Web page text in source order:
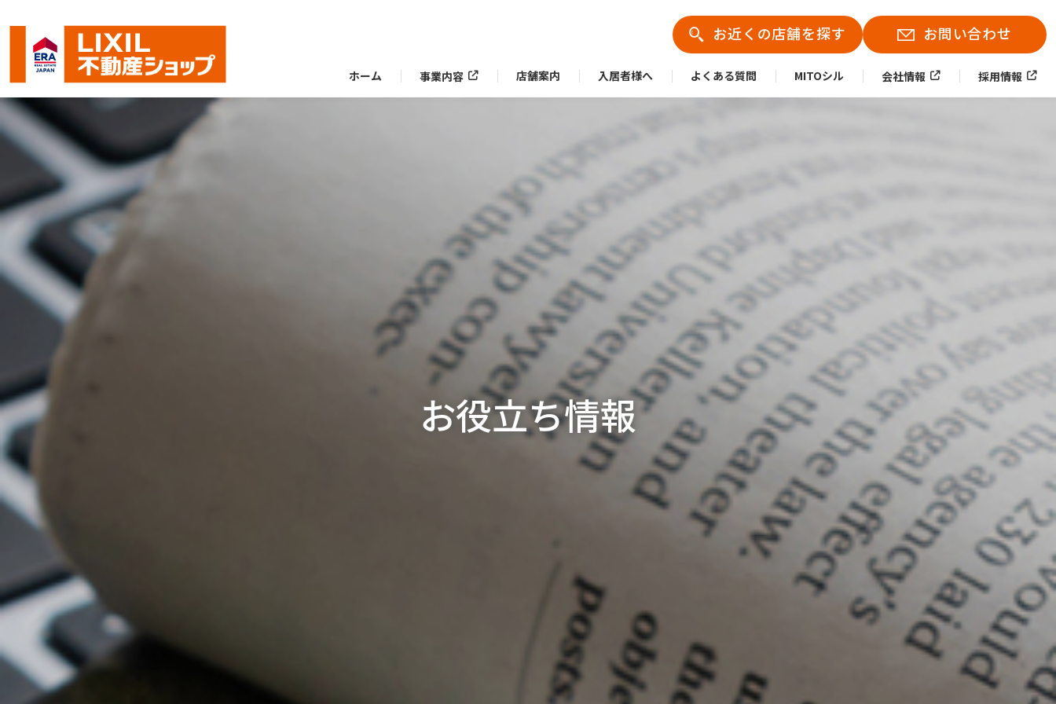
お近くの店舗を探す お問い合わせ
ホーム 事業内容 店舗案内 入居者様へ よくある質問 MITOシル 会社情報 採用情報
お役立ち情報